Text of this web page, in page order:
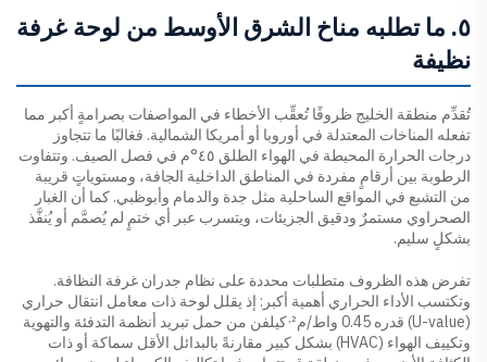
٥. ما تطلبه مناخ الشرق الأوسط من لوحة غرفة
نظيفة
تُقدِّم منطقة الخليج ظروفًا تُعقِّب الأخطاء في المواصفات بصرامةٍ أكبر مما
تفعله المناخات المعتدلة في أوروبا أو أمريكا الشمالية. فغالبًا ما تتجاوز
درجات الحرارة المحيطة في الهواء الطلق ٤٥°م في فصل الصيف. وتتفاوت
الرطوبة بين أرقامٍ مفردة في المناطق الداخلية الجافة، ومستوياتٍ قريبة
من التشبع في المواقع الساحلية مثل جدة والدمام وأبوظبي. كما أن الغبار
الصحراوي مستمرٌ ودقيق الجزيئات، ويتسرب عبر أي ختمٍ لم يُصمَّم أو يُنفَّذ
بشكلٍ سليم.
تفرض هذه الظروف متطلبات محددة على نظام جدران غرفة النظافة.
وتكتسب الأداء الحراري أهمية أكبر: إذ يقلل لوحة ذات معامل انتقال حراري
(U-value) قدره 0.45 واط/م²·كيلفن من حمل تبريد أنظمة التدفئة والتهوية
وتكييف الهواء (HVAC) بشكل كبير مقارنةً بالبدائل الأقل سماكة أو ذات